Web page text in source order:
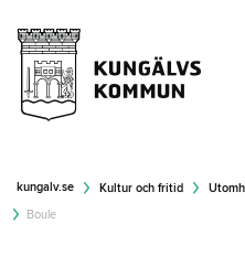
kungalv.se Kultur och fritid
Boule